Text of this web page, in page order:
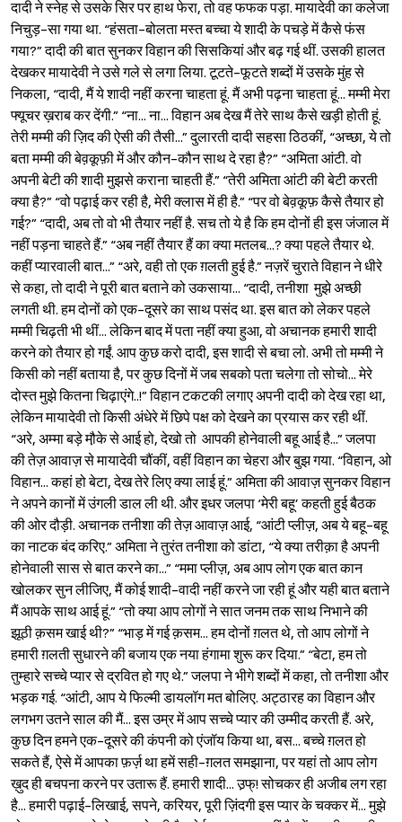
दादी ने स्नेह से उसके सिर पर हाथ फेरा, तो वह फफक पड़ा. मायादेवी का कलेजा
निचुड़-सा गया था. “हंसता-बोलता मस्त बच्चा ये शादी के पचड़े में कैसे फंस
गया?” दादी की बात सुनकर विहान की सिसकियां और बढ़ गई थीं. उसकी हालत
देखकर मायादेवी ने उसे गले से लगा लिया. टूटते-फूटते शब्दों में उसके मुंह से
निकला, “दादी, मैं ये शादी नहीं करना चाहता हूं. मैं अभी पढ़ना चाहता हूं... मम्मी मेरा
फ्यूचर ख़राब कर देंगी.” “ना... ना... विहान अब देख मैं तेरे साथ कैसे खड़ी होती हूं.
तेरी मम्मी की ज़िद की ऐसी की तैसी...” दुलारती दादी सहसा ठिठकीं, “अच्छा, ये तो
बता मम्मी की बेव़कूफ़ी में और कौन-कौन साथ दे रहा है?” “अमिता आंटी. वो
अपनी बेटी की शादी मुझसे कराना चाहती हैं.” “तेरी अमिता आंटी की बेटी करती
क्या है?” “वो पढ़ाई कर रही है, मेरी क्लास में ही है.” “पर वो बेव़कूफ़ कैसे तैयार हो
गई?” “दादी, अब तो वो भी तैयार नहीं है. सच तो ये है कि हम दोनों ही इस जंजाल में
नहीं पड़ना चाहते हैं.” “अब नहीं तैयार हैं का क्या मतलब...? क्या पहले तैयार थे.
कहीं प्यारवाली बात...” “अरे, वही तो एक ग़लती हुई है.” नज़रें चुराते विहान ने धीरे
से कहा, तो दादी ने पूरी बात बताने को उकसाया... “दादी, तनीशा मुझे अच्छी
लगती थी. हम दोनों को एक-दूसरे का साथ पसंद था. इस बात को लेकर पहले
मम्मी चिढ़ती भी थीं... लेकिन बाद में पता नहीं क्या हुआ, वो अचानक हमारी शादी
करने को तैयार हो गईं. आप कुछ करो दादी, इस शादी से बचा लो. अभी तो मम्मी ने
किसी को नहीं बताया है, पर कुछ दिनों में जब सबको पता चलेगा तो सोचो... मेरे
दोस्त मुझे कितना चिढ़ाएंगे..!” विहान टकटकी लगाए अपनी दादी को देख रहा था,
लेकिन मायादेवी तो किसी अंधेरे में छिपे पक्ष को देखने का प्रयास कर रही थीं.
“अरे, अम्मा बड़े मौ़के से आई हो, देखो तो आपकी होनेवाली बहू आई है...” जलपा
की तेज़ आवाज़ से मायादेवी चौंकीं, वहीं विहान का चेहरा और बुझ गया. “विहान, ओ
विहान... कहां हो बेटा, देख तेरे लिए क्या लाई हूं.” अमिता की आवाज़ सुनकर विहान
ने अपने कानों में उंगली डाल ली थी. और इधर जलपा ‘मेरी बहू’ कहती हुई बैठक
की ओर दौड़ी. अचानक तनीशा की तेज़ आवाज़ आई, “आंटी प्लीज़, अब ये बहू-बहू
का नाटक बंद करिए.” अमिता ने तुरंत तनीशा को डांटा, “ये क्या तरीक़ा है अपनी
होनेवाली सास से बात करने का...” “ममा प्लीज़, अब आप लोग एक बात कान
खोलकर सुन लीजिए, मैं कोई शादी-वादी नहीं करने जा रही हूं और यही बात बताने
मैं आपके साथ आई हूं.” “तो क्या आप लोगों ने सात जनम तक साथ निभाने की
झूठी क़सम खाई थी?” “भाड़ में गई क़सम... हम दोनों ग़लत थे, तो आप लोगों ने
हमारी ग़लती सुधारने की बजाय एक नया हंगामा शुरू कर दिया.” “बेटा, हम तो
तुम्हारे सच्चे प्यार से द्रवित हो गए थे.” जलपा ने भीगे शब्दों में कहा, तो तनीशा और
भड़क गई. “आंटी, आप ये फिल्मी डायलॉग मत बोलिए. अट्ठारह का विहान और
लगभग उतने साल की मैं... इस उम्र में आप सच्चे प्यार की उम्मीद करती हैं. अरे,
कुछ दिन हमने एक-दूसरे की कंपनी को एंजॉय किया था, बस... बच्चे ग़लत हो
सकते हैं, ऐसे में आपका फ़र्ज़ था हमें सही-ग़लत समझाना, पर यहां तो आप लोग
ख़ुद ही बचपना करने पर उतारू हैं. हमारी शादी... उ़फ्! सोचकर ही अजीब लग रहा
है... हमारी पढ़ाई-लिखाई, सपने, करियर, पूरी ज़िंदगी इस प्यार के चक्कर में... मुझे